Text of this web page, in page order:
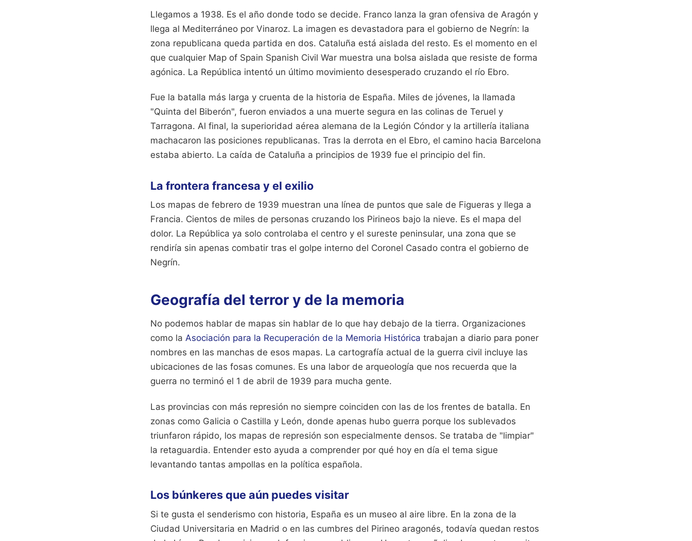
Llegamos a 1938. Es el año donde todo se decide. Franco lanza la gran ofensiva de Aragón y
llega al Mediterráneo por Vinaroz. La imagen es devastadora para el gobierno de Negrín: la
zona republicana queda partida en dos. Cataluña está aislada del resto. Es el momento en el
que cualquier Map of Spain Spanish Civil War muestra una bolsa aislada que resiste de forma
agónica. La República intentó un último movimiento desesperado cruzando el río Ebro.
Fue la batalla más larga y cruenta de la historia de España. Miles de jóvenes, la llamada
"Quinta del Biberón", fueron enviados a una muerte segura en las colinas de Teruel y
Tarragona. Al final, la superioridad aérea alemana de la Legión Cóndor y la artillería italiana
machacaron las posiciones republicanas. Tras la derrota en el Ebro, el camino hacia Barcelona
estaba abierto. La caída de Cataluña a principios de 1939 fue el principio del fin.
La frontera francesa y el exilio
Los mapas de febrero de 1939 muestran una línea de puntos que sale de Figueras y llega a
Francia. Cientos de miles de personas cruzando los Pirineos bajo la nieve. Es el mapa del
dolor. La República ya solo controlaba el centro y el sureste peninsular, una zona que se
rendiría sin apenas combatir tras el golpe interno del Coronel Casado contra el gobierno de
Negrín.
Geografía del terror y de la memoria
No podemos hablar de mapas sin hablar de lo que hay debajo de la tierra. Organizaciones
como la Asociación para la Recuperación de la Memoria Histórica trabajan a diario para poner
nombres en las manchas de esos mapas. La cartografía actual de la guerra civil incluye las
ubicaciones de las fosas comunes. Es una labor de arqueología que nos recuerda que la
guerra no terminó el 1 de abril de 1939 para mucha gente.
Las provincias con más represión no siempre coinciden con las de los frentes de batalla. En
zonas como Galicia o Castilla y León, donde apenas hubo guerra porque los sublevados
triunfaron rápido, los mapas de represión son especialmente densos. Se trataba de "limpiar"
la retaguardia. Entender esto ayuda a comprender por qué hoy en día el tema sigue
levantando tantas ampollas en la política española.
Los búnkeres que aún puedes visitar
Si te gusta el senderismo con historia, España es un museo al aire libre. En la zona de la
Ciudad Universitaria en Madrid o en las cumbres del Pirineo aragonés, todavía quedan restos